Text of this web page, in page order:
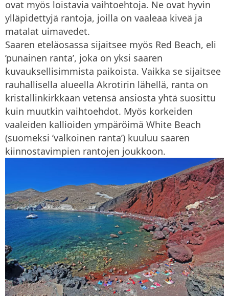
ovat myös loistavia vaihtoehtoja. Ne ovat hyvin
ylläpidettyjä rantoja, joilla on vaaleaa kiveä ja
matalat uimavedet.
Saaren eteläosassa sijaitsee myös Red Beach, eli
’punainen ranta’, joka on yksi saaren
kuvauksellisimmista paikoista. Vaikka se sijaitsee
rauhallisella alueella Akrotirin lähellä, ranta on
kristallinkirkkaan vetensä ansiosta yhtä suosittu
kuin muutkin vaihtoehdot. Myös korkeiden
vaaleiden kallioiden ympäröimä White Beach
(suomeksi ’valkoinen ranta’) kuuluu saaren
kiinnostavimpien rantojen joukkoon.